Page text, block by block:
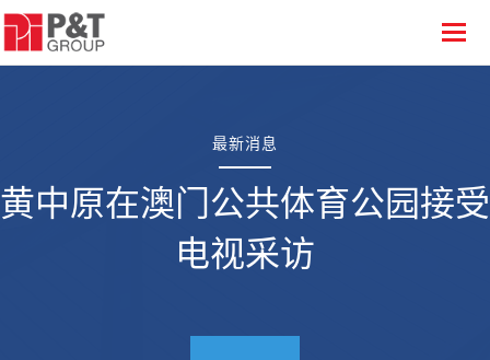
最新消息
黄中原在澳门公共体育公园接受
电视采访